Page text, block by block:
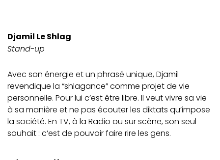
Djamil Le Shlag
Stand-up
Avec son énergie et un phrasé unique, Djamil
revendique la “shlagance” comme projet de vie
personnelle. Pour lui c’est être libre. Il veut vivre sa vie
à sa manière et ne pas écouter les diktats qu’impose
la société. En TV, à la Radio ou sur scène, son seul
souhait : c’est de pouvoir faire rire les gens.